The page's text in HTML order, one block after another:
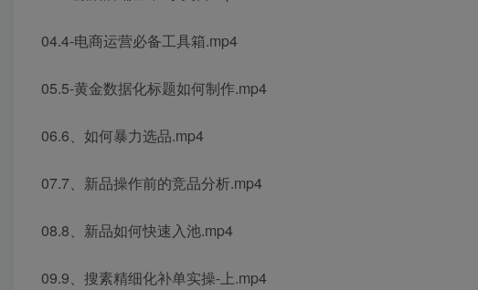
04.4-电商运营必备工具箱.mp4
05.5-黄金数据化标题如何制作.mp4
06.6、如何暴力选品.mp4
07.7、新品操作前的竞品分析.mp4
08.8、新品如何快速入池.mp4
09.9、搜素精细化补单实操-上.mp4